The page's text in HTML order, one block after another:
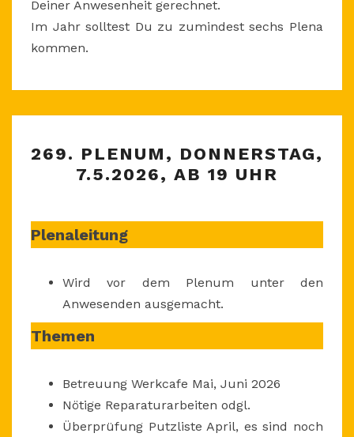
Deiner Anwesenheit gerechnet.
Im Jahr solltest Du zu zumindest sechs Plena
kommen.
PLENUM,
DONNERSTAG,
AB
19
269. PLENUM, DONNERSTAG,
7.5.2026, AB 19 UHR
Plenaleitung
Wird vor dem Plenum unter den
Anwesenden ausgemacht.
Themen
Betreuung Werkcafe Mai, Juni 2026
Nötige Reparaturarbeiten odgl.
Überprüfung Putzliste April, es sind noch